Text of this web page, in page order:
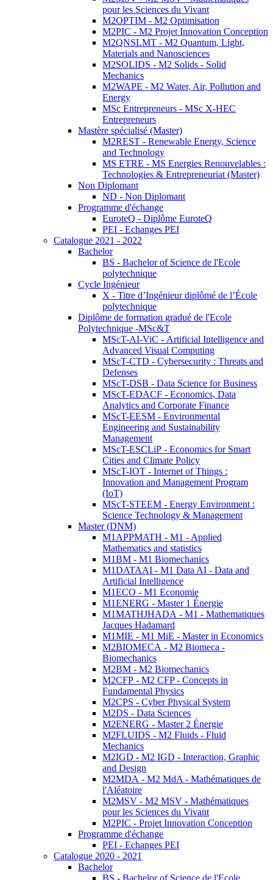
pour les Sciences du Vivant
M2OPTIM - M2 Optimisation
M2PIC - M2 Projet Innovation Conception
M2QNSLMT - M2 Quantum, Light,
Materials and Nanosciences
M2SOLIDS - M2 Solids - Solid
Mechanics
M2WAPE - M2 Water, Air, Pollution and
Energy
MSc Entrepreneurs - MSc X-HEC
Entrepreneurs
Mastère spécialisé (Master)
M2REST - Renewable Energy, Science
and Technology
MS ETRE - MS Energies Renouvelables :
Technologies & Entrepreneuriat (Master)
Non Diplomant
ND - Non Diplomant
Programme d'échange
EuroteQ - Diplôme EuroteQ
PEI - Echanges PEI
Catalogue 2021 - 2022
Bachelor
BS - Bachelor of Science de l'Ecole
polytechnique
Cycle Ingénieur
X - Titre d’Ingénieur diplômé de l’École
polytechnique
Diplôme de formation gradué de l'Ecole
Polytechnique -MSc&T
MScT-AI-ViC - Artificial Intelligence and
Advanced Visual Computing
MScT-CTD - Cybersecurity : Threats and
Defenses
MScT-DSB - Data Science for Business
MScT-EDACF - Economics, Data
Analytics and Corporate Finance
MScT-EESM - Environmental
Engineering and Sustainability
Management
MScT-ESCLiP - Economics for Smart
Cities and Climate Policy
MScT-IOT - Internet of Things :
Innovation and Management Program
(IoT)
MScT-STEEM - Energy Environment :
Science Technology & Management
Master (DNM)
M1APPMATH - M1 - Applied
Mathematics and statistics
M1BM - M1 Biomechanics
M1DATAAI - M1 Data AI - Data and
Artificial Intelligence
M1ECO - M1 Economie
M1ENERG - Master 1 Énergie
M1MATHJHADA - M1 - Mathematiques
Jacques Hadamard
M1MIE - M1 MiE - Master in Economics
M2BIOMECA - M2 Biomeca -
Biomechanics
M2BM - M2 Biomechanics
M2CFP - M2 CFP - Concepts in
Fundamental Physics
M2CPS - Cyber Physical System
M2DS - Data Sciences
M2ENERG - Master 2 Énergie
M2FLUIDS - M2 Fluids - Fluid
Mechanics
M2IGD - M2 IGD - Interaction, Graphic
and Design
M2MDA - M2 MdA - Mathématiques de
l'Aléatoire
M2MSV - M2 MSV - Mathématiques
pour les Sciences du Vivant
M2PIC - Projet Innovation Conception
Programme d'échange
PEI - Echanges PEI
Catalogue 2020 - 2021
Bachelor
BS - Bachelor of Science de l'Ecole